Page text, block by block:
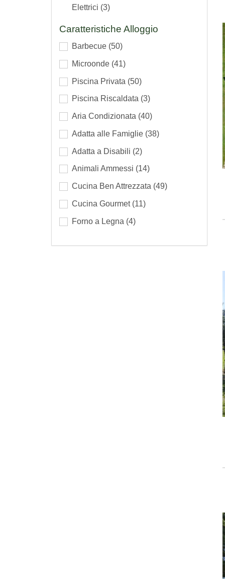
Elettrici (3)
Caratteristiche Alloggio
Barbecue (50)
Microonde (41)
Piscina Privata (50)
Piscina Riscaldata (3)
Aria Condizionata (40)
Adatta alle Famiglie (38)
Adatta a Disabili (2)
Animali Ammessi (14)
Cucina Ben Attrezzata (49)
Cucina Gourmet (11)
Forno a Legna (4)